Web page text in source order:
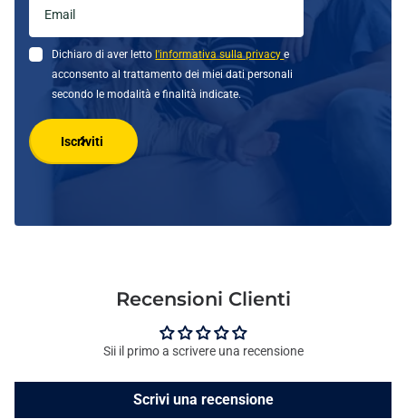
Dichiaro di aver letto l'informativa sulla privacye
acconsento al trattamento dei miei dati personali
secondo le modalità e finalità indicate.
Iscriviti
Recensioni Clienti
Sii il primo a scrivere una recensione
Scrivi una recensione